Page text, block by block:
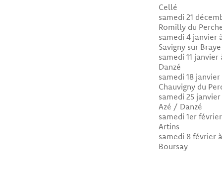
Cellé
samedi 21
Romilly du
samedi 4 janvier
Savigny sur Braye
samedi 11 janvier
Danzé
samedi 18 janvier
Chauvigny du
samedi 25
Azé / Danzé
samedi 1er
Artins
samedi 8 février à
Boursay